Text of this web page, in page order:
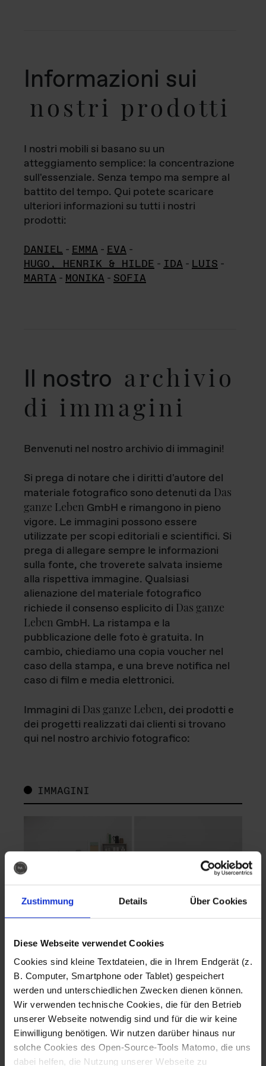
Zustimmung Details Über Cookies
Diese Webseite verwendet Cookies
Cookies sind kleine Textdateien, die in Ihrem Endgerät (z.
B. Computer, Smartphone oder Tablet) gespeichert
werden und unterschiedlichen Zwecken dienen können.
Wir verwenden technische Cookies, die für den Betrieb
unserer Webseite notwendig sind und für die wir keine
Einwilligung benötigen. Wir nutzen darüber hinaus nur
solche Cookies des Open-Source-Tools Matomo, die uns
dabei helfen, die Nutzung unserer Webseite zu
Informazioni sui
nostri prodotti
I nostri mobili si basano su un
atteggiamento semplice: la concentrazione
sull'essenziale. Senza tempo ma sempre al
battito del tempo. Qui potete scaricare
ulteriori informazioni su tutti i nostri
prodotti:
DANIEL - EMMA - EVA -
HUGO, HENRIK & HILDE - IDA - LUIS -
MARTA - MONIKA - SOFIA
Il nostro archivio
di immagini
Benvenuti nel nostro archivio di immagini!
Si prega di notare che i diritti d'autore del
materiale fotografico sono detenuti da Das
ganze Leben GmbH e rimangono in pieno
vigore. Le immagini possono essere
utilizzate per scopi editoriali e scientifici. Si
prega di allegare sempre le informazioni
sulla fonte, che troverete salvata insieme
alla rispettiva immagine. Qualsiasi
alienazione del materiale fotografico
richiede il consenso esplicito di Das ganze
Leben GmbH. La ristampa e la
pubblicazione delle foto è gratuita. In
cambio, chiediamo una copia voucher nel
caso della stampa, e una breve notifica nel
caso di film e media elettronici.
Immagini di Das ganze Leben, dei prodotti e
dei progetti realizzati dai clienti si trovano
qui nel nostro archivio fotografico:
IMMAGINI
Fotografo: Lorenz
Sternbach
Download
Fotografo: Lorenz
Sternbach
Download